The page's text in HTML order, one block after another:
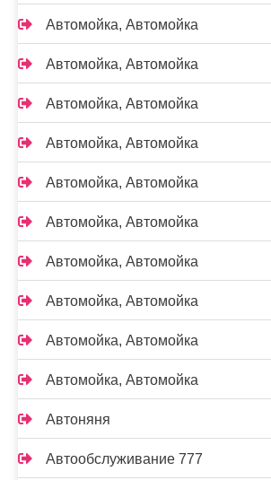
Автомойка, Автомойка
Автомойка, Автомойка
Автомойка, Автомойка
Автомойка, Автомойка
Автомойка, Автомойка
Автомойка, Автомойка
Автомойка, Автомойка
Автомойка, Автомойка
Автомойка, Автомойка
Автомойка, Автомойка
Автоняня
Автообслуживание 777